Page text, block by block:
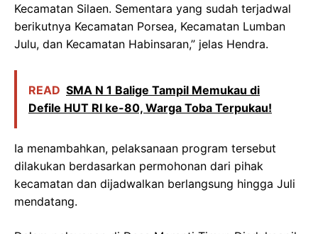
Kecamatan Silaen. Sementara yang sudah terjadwal
berikutnya Kecamatan Porsea, Kecamatan Lumban
Julu, dan Kecamatan Habinsaran,” jelas Hendra.
READ SMA N 1 Balige Tampil Memukau di
Defile HUT RI ke-80, Warga Toba Terpukau!
Ia menambahkan, pelaksanaan program tersebut
dilakukan berdasarkan permohonan dari pihak
kecamatan dan dijadwalkan berlangsung hingga Juli
mendatang.